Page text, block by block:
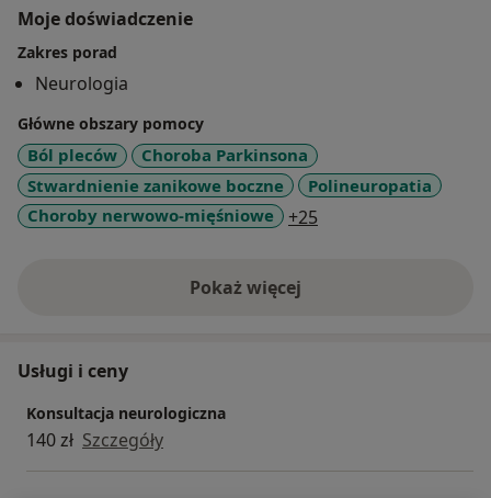
Moje doświadczenie
Zakres porad
Neurologia
Główne obszary pomocy
Ból pleców
Choroba Parkinsona
Stwardnienie zanikowe boczne
Polineuropatia
Choroby nerwowo-mięśniowe
+25
Pokaż więcejo doświadczeniu
Usługi i ceny
Konsultacja neurologiczna
140 zł Szczegóły